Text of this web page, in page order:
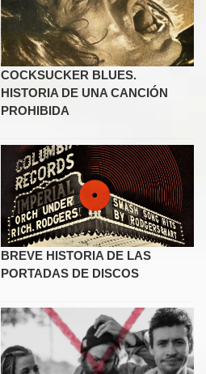
COCKSUCKER BLUES.
HISTORIA DE UNA CANCIÓN
PROHIBIDA
BREVE HISTORIA DE LAS
PORTADAS DE DISCOS